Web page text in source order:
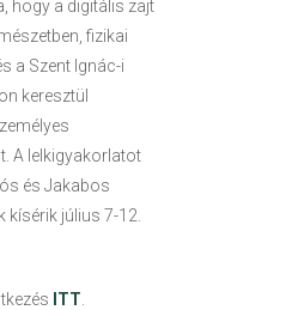
hogy a digitális zajt
fizikai
a Szent Ignác-i
keresztül
A lelkigyakorlatot
és Jakabos
kísérik július 7-12.
ITT